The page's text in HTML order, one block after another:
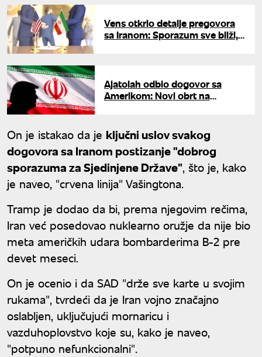
Vens otkrio detalje pregovora
sa Iranom: Sporazum sve bliži,
Ajatolah odbio dogovor sa
Amerikom: Novi obrt na
On je istakao da je ključni uslov svakog
dogovora sa Iranom postizanje "dobrog
sporazuma za Sjedinjene Države", što je, kako
je naveo, "crvena linija" Vašingtona.
Tramp je dodao da bi, prema njegovim rečima,
Iran već posedovao nuklearno oružje da nije bio
meta američkih udara bombarderima B-2 pre
devet meseci.
On je ocenio i da SAD "drže sve karte u svojim
rukama", tvrdeći da je Iran vojno značajno
oslabljen, uključujući mornaricu i
vazduhoplovstvo koje su, kako je naveo,
"potpuno nefunkcionalni".